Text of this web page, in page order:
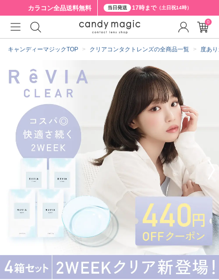
カラコン全品送料無料 当日発送 17時まで（土日祝14時）
キャンディーマジックTOP クリアコンタクトレンズの全商品一覧 度あ
0
クーポン詳細